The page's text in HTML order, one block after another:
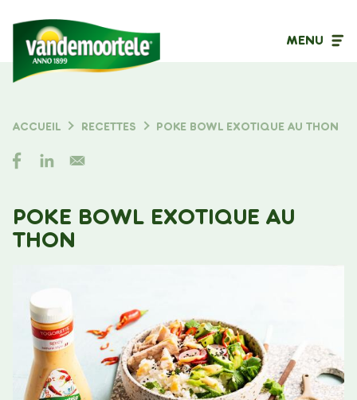
MENU
Type de contenu
FIL
D'ARIANE
ACCUEIL RECETTES POKE BOWL EXOTIQUE AU THON
POKE BOWL EXOTIQUE AU
THON